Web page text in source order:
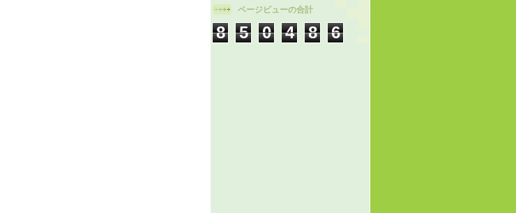
ページビューの合計
8 5 0 4 8 6